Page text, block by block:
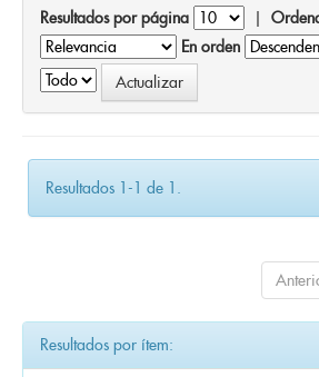
Resultados por página |
En orden
Resultados 1-1 de 1.
Resultados por ítem: